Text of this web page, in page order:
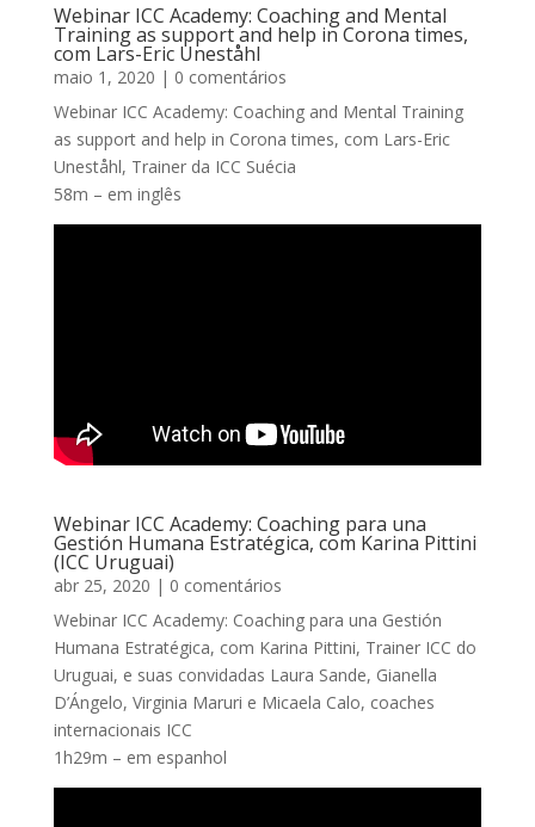
Webinar ICC Academy: Coaching and Mental
Training as support and help in Corona times,
com Lars-Eric Uneståhl
maio 1, 2020 | 0 comentários
Webinar ICC Academy: Coaching and Mental Training
as support and help in Corona times, com Lars-Eric
Uneståhl, Trainer da ICC Suécia
58m – em inglês
Webinar ICC Academy: Coaching para una
Gestión Humana Estratégica, com Karina Pittini
(ICC Uruguai)
abr 25, 2020 | 0 comentários
Webinar ICC Academy: Coaching para una Gestión
Humana Estratégica, com Karina Pittini, Trainer ICC do
Uruguai, e suas convidadas Laura Sande, Gianella
D’Ángelo, Virginia Maruri e Micaela Calo, coaches
internacionais ICC
1h29m – em espanhol